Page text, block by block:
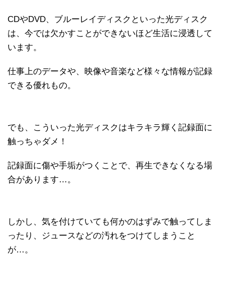
CDやDVD、ブルーレイディスクといった光ディスク
は、今では欠かすことができないほど生活に浸透して
います。
仕事上のデータや、映像や音楽など様々な情報が記録
できる優れもの。
でも、こういった光ディスクはキラキラ輝く記録面に
触っちゃダメ！
記録面に傷や手垢がつくことで、再生できなくなる場
合があります…。
しかし、気を付けていても何かのはずみで触ってしま
ったり、ジュースなどの汚れをつけてしまうこと
が…。